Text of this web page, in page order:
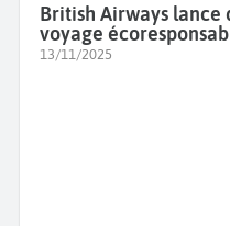
British Airways lance
voyage
13/11/2025